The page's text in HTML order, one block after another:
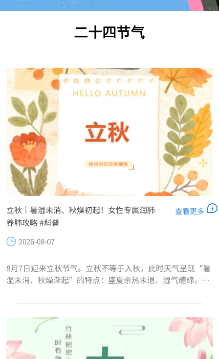
二十四节气
立秋｜暑湿未消、秋燥初起！女性专属润肺
养肺攻略 #科普
2026-08-07
8月7日迎来立秋节气。立秋不等于入秋，此时天气呈现“暑
湿未消、秋燥渐起”的特点：盛夏余热未退、湿气缠绵，初
查看更多 +